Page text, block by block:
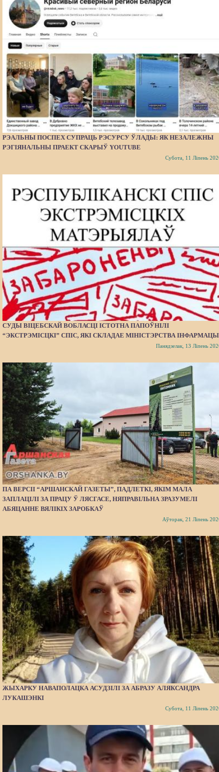
РЭАЛЬНЫ ПОСПЕХ СУПРАЦЬ РЭСУРСУ ЎЛАДЫ: ЯК НЕЗАЛЕЖНЫ
РЭГІЯНАЛЬНЫ ПРАЕКТ СКАРЫЎ YOUTUBE
Субота, 11 Ліпень
СУДЫ ВІЦЕБСКАЙ ВОБЛАСЦІ ІСТОТНА ПАПОЎНІЛІ
“ЭКСТРЭМІСЦКІ” СПІС, ЯКІ СКЛАДАЕ МІНІСТЭРСТВА
Панядзелак, 13 Ліпень
ПА ВЕРСІІ “АРШАНСКАЙ ГАЗЕТЫ”, ПАДЛЕТКІ, ЯКІМ МАЛА
ЗАПЛАЦІЛІ ЗА ПРАЦУ Ў ЛЯСГАСЕ, НЯПРАВІЛЬНА ЗРАЗУМЕЛІ
АБЯЦАННЕ ВЯЛІКІХ ЗАРОБКАЎ
Аўторак, 21 Ліпень
ЖЫХАРКУ НАВАПОЛАЦКА АСУДЗІЛІ ЗА АБРАЗУ АЛЯКСАНДРА
ЛУКАШЭНКІ
Субота, 11 Ліпень